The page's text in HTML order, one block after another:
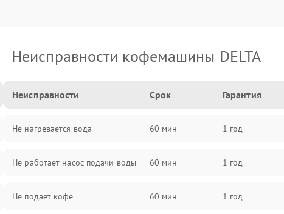
Неисправности кофемашины DELTA
Неисправности Срок Гарантия
Не нагревается вода 60 мин 1 год
Не работает насос подачи воды 60 мин 1 год
Не подает кофе 60 мин 1 год